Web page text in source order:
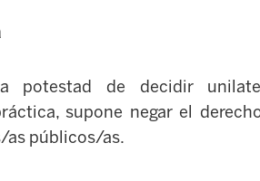
potestad de decidir
supone negar el
as públicos/as.